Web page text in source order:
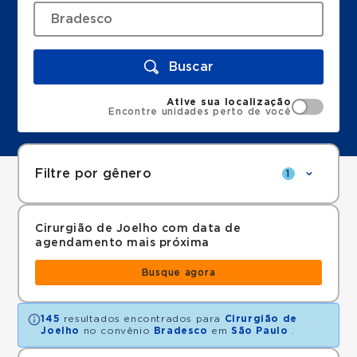
Buscar
Ative sua localização
Encontre unidades perto de você
Filtre por gênero 1
Cirurgião de Joelho com data de
agendamento mais próxima
Busque agora
145 resultados encontrados para
Cirurgião de
Joelho
no convênio Bradesco em São Paulo